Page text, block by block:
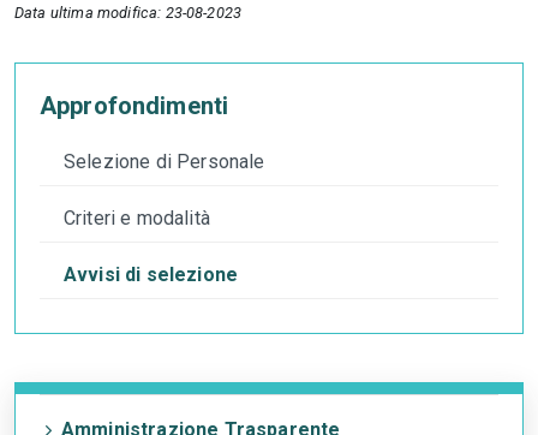
Data ultima modifica: 23-08-2023
Approfondimenti
Selezione di Personale
Criteri e modalità
Avvisi di selezione
Amministrazione Trasparente